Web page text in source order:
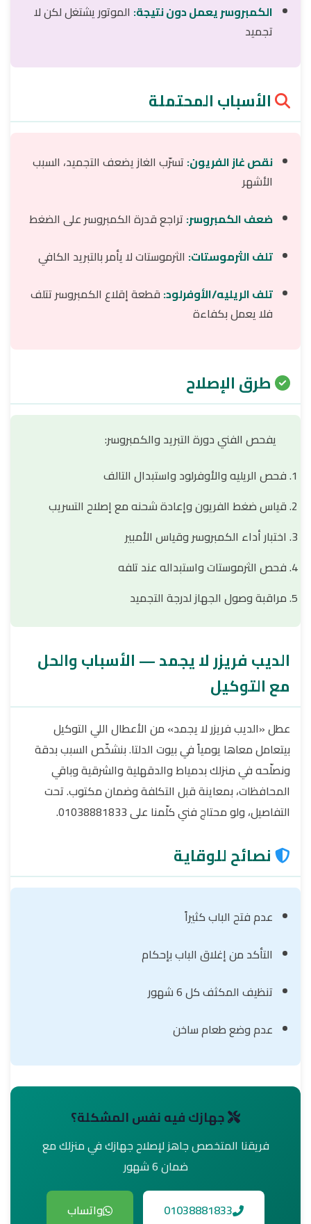
الكمبروسر يعمل دون نتيجة: الموتور يشتغل لكن لا
تجميد
الأسباب المحتملة
نقص غاز الفريون: تسرّب الغاز يضعف التجميد، السبب
الأشهر
ضعف الكمبروسر: تراجع قدرة الكمبروسر على الضغط
تلف الثرموستات: الثرموستات لا يأمر بالتبريد الكافي
تلف الريليه/الأوفرلود: قطعة إقلاع الكمبروسر تتلف
فلا يعمل بكفاءة
طرق الإصلاح
يفحص الفني دورة التبريد والكمبروسر:
فحص الريليه والأوفرلود واستبدال التالف
قياس ضغط الفريون وإعادة شحنه مع إصلاح التسريب
اختبار أداء الكمبروسر وقياس الأمبير
فحص الثرموستات واستبداله عند تلفه
مراقبة وصول الجهاز لدرجة التجميد
الديب فريزر لا يجمد — الأسباب والحل
مع التوكيل
عطل «الديب فريزر لا يجمد» من الأعطال اللي التوكيل
بيتعامل معاها يومياً في بيوت الدلتا. بنشخّص السبب بدقة
ونصلّحه في منزلك بدمياط والدقهلية والشرقية وباقي
المحافظات، بمعاينة قبل التكلفة وضمان مكتوب. تحت
التفاصيل، ولو محتاج فني كلّمنا على 01038881833.
نصائح للوقاية
عدم فتح الباب كثيراً
التأكد من إغلاق الباب بإحكام
تنظيف المكثف كل 6 شهور
عدم وضع طعام ساخن
جهازك فيه نفس المشكلة؟
فريقنا المتخصص جاهز لإصلاح جهازك في منزلك مع
ضمان 6 شهور
01038881833 واتساب